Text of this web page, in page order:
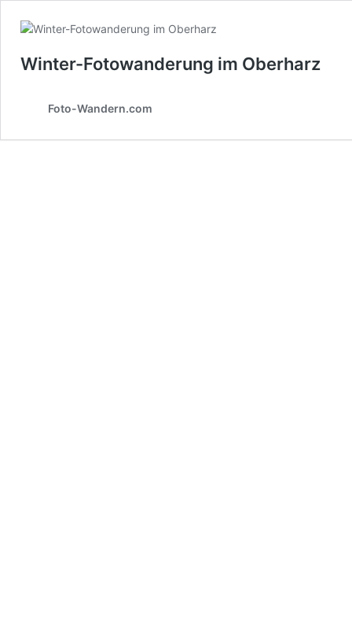
Winter-Fotowanderung im Oberharz
Foto-Wandern.com